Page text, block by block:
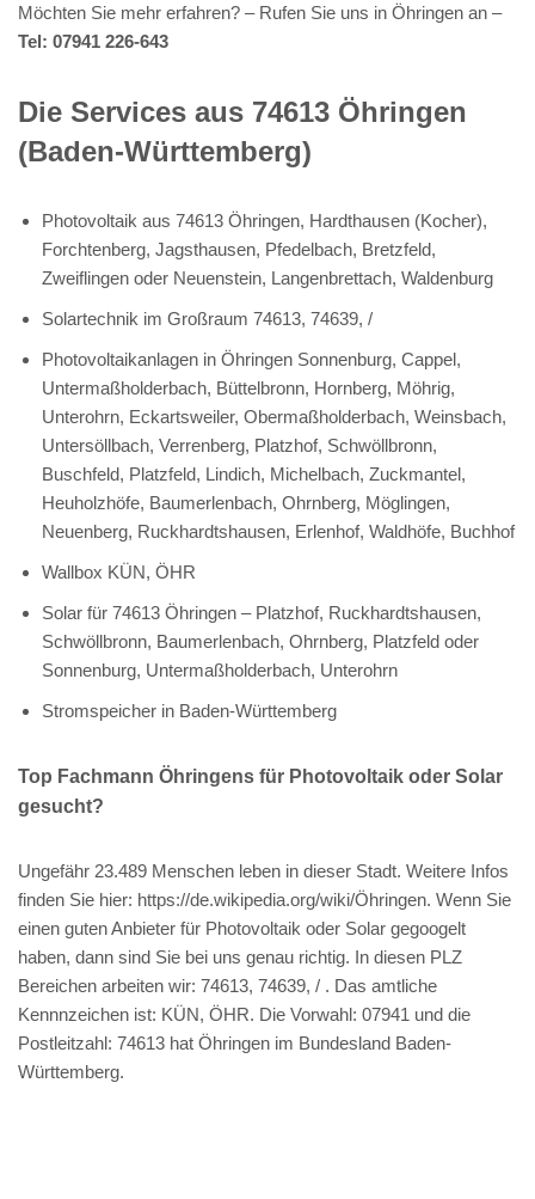
Möchten Sie mehr erfahren? – Rufen Sie uns in Öhringen an –
Tel: 07941 226-643
Die Services aus 74613 Öhringen
(Baden-Württemberg)
Photovoltaik aus 74613 Öhringen, Hardthausen (Kocher),
Forchtenberg, Jagsthausen, Pfedelbach, Bretzfeld,
Zweiflingen oder Neuenstein, Langenbrettach, Waldenburg
Solartechnik im Großraum 74613, 74639, /
Photovoltaikanlagen in Öhringen Sonnenburg, Cappel,
Untermaßholderbach, Büttelbronn, Hornberg, Möhrig,
Unterohrn, Eckartsweiler, Obermaßholderbach, Weinsbach,
Untersöllbach, Verrenberg, Platzhof, Schwöllbronn,
Buschfeld, Platzfeld, Lindich, Michelbach, Zuckmantel,
Heuholzhöfe, Baumerlenbach, Ohrnberg, Möglingen,
Neuenberg, Ruckhardtshausen, Erlenhof, Waldhöfe, Buchhof
Wallbox KÜN, ÖHR
Solar für 74613 Öhringen – Platzhof, Ruckhardtshausen,
Schwöllbronn, Baumerlenbach, Ohrnberg, Platzfeld oder
Sonnenburg, Untermaßholderbach, Unterohrn
Stromspeicher in Baden-Württemberg
Top Fachmann Öhringens für Photovoltaik oder Solar
gesucht?
Ungefähr 23.489 Menschen leben in dieser Stadt. Weitere Infos
finden Sie hier: https://de.wikipedia.org/wiki/Öhringen. Wenn Sie
einen guten Anbieter für Photovoltaik oder Solar gegoogelt
haben, dann sind Sie bei uns genau richtig. In diesen PLZ
Bereichen arbeiten wir: 74613, 74639, / . Das amtliche
Kennnzeichen ist: KÜN, ÖHR. Die Vorwahl: 07941 und die
Postleitzahl: 74613 hat Öhringen im Bundesland Baden-
Württemberg.